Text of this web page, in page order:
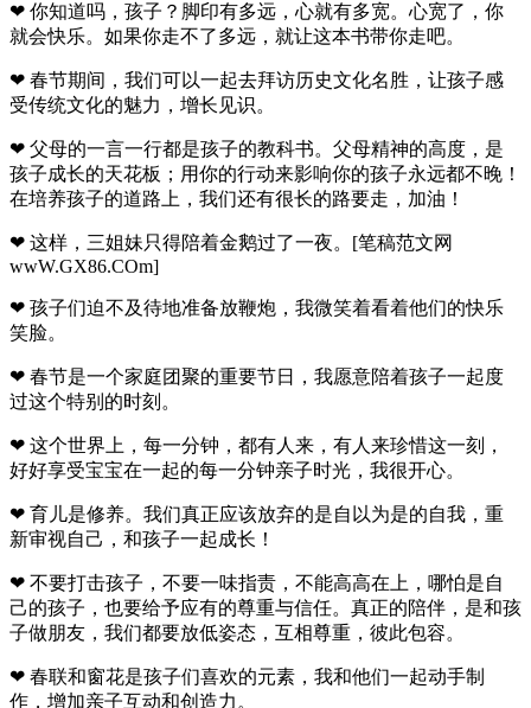
❤ 你知道吗，孩子？脚印有多远，心就有多宽。心宽了，你
就会快乐。如果你走不了多远，就让这本书带你走吧。
❤ 春节期间，我们可以一起去拜访历史文化名胜，让孩子感
受传统文化的魅力，增长见识。
❤ 父母的一言一行都是孩子的教科书。父母精神的高度，是
孩子成长的天花板；用你的行动来影响你的孩子永远都不晚！
在培养孩子的道路上，我们还有很长的路要走，加油！
❤ 这样，三姐妹只得陪着金鹅过了一夜。[笔稿范文网
wwW.GX86.COm]
❤ 孩子们迫不及待地准备放鞭炮，我微笑着看着他们的快乐
笑脸。
❤ 春节是一个家庭团聚的重要节日，我愿意陪着孩子一起度
过这个特别的时刻。
❤ 这个世界上，每一分钟，都有人来，有人来珍惜这一刻，
好好享受宝宝在一起的每一分钟亲子时光，我很开心。
❤ 育儿是修养。我们真正应该放弃的是自以为是的自我，重
新审视自己，和孩子一起成长！
❤ 不要打击孩子，不要一味指责，不能高高在上，哪怕是自
己的孩子，也要给予应有的尊重与信任。真正的陪伴，是和孩
子做朋友，我们都要放低姿态，互相尊重，彼此包容。
❤ 春联和窗花是孩子们喜欢的元素，我和他们一起动手制
作，增加亲子互动和创造力。